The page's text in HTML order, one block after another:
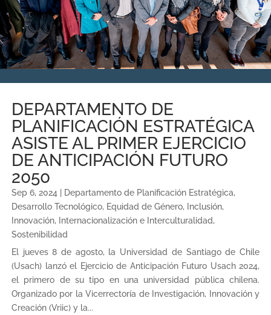
DEPARTAMENTO DE
PLANIFICACIÓN ESTRATÉGICA
ASISTE AL PRIMER EJERCICIO
DE ANTICIPACIÓN FUTURO
2050
Sep 6, 2024 Departamento de Planificación Estratégica,
Desarrollo Tecnológico, Equidad de Género, Inclusión,
Innovación, Internacionalización e Interculturalidad,
Sostenibilidad
El jueves 8 de agosto, la Universidad de Santiago de Chile
(Usach) lanzó el Ejercicio de Anticipación Futuro Usach 2024,
el primero de su tipo en una universidad pública chilena.
Organizado por la Vicerrectoría de Investigación, Innovación y
Creación (Vriic) y la...